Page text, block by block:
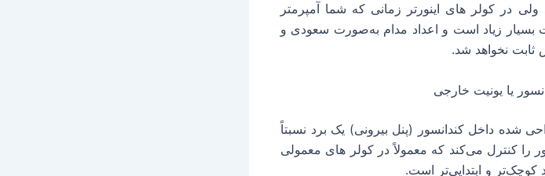
در کولر های اینورتر زمانی که شما آمپرمتر
بسیار زیاد است و اعداد مدام به‌صورت سعودی و
ثابت نخواهد شد.
یا یونیت خارجی
شده داخل کندانسور (پنل بیرونی) یک برد نسبتاً
کنترل می‌کند که معمولاً در کولر های معمولی
کوچک‌تر و ابتدایی‌تر است.